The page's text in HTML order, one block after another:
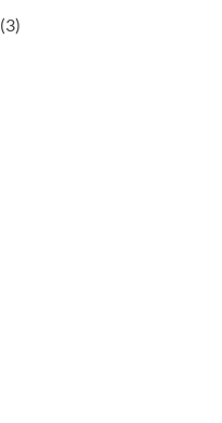
(3)